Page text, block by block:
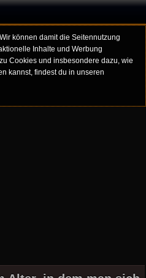
können damit die Seitennutzung
Inhalte und Werbung
Cookies und insbesondere dazu, wie
kannst, findest du in unseren